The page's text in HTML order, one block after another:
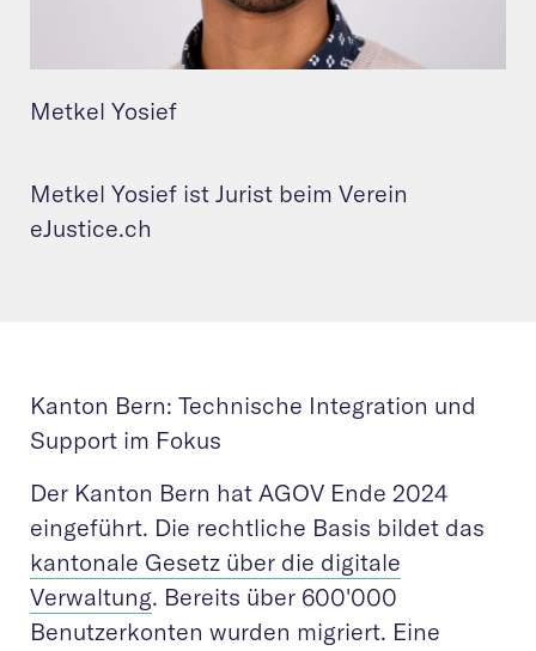
Metkel Yosief
Metkel Yosief ist Jurist beim Verein
eJustice.ch
Kanton Bern: Technische Integration und
Support im Fokus
Der Kanton Bern hat AGOV Ende 2024
eingeführt. Die rechtliche Basis bildet das
kantonale Gesetz über die digitale
Verwaltung. Bereits über 600'000
Benutzerkonten wurden migriert. Eine